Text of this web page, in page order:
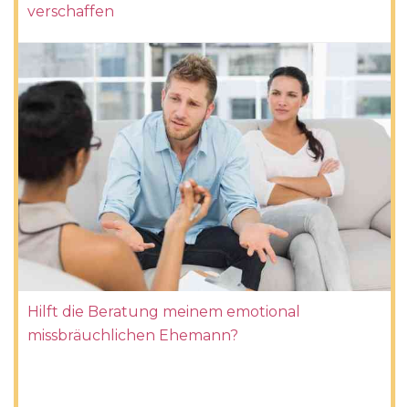
verschaffen
Hilft die Beratung meinem emotional
missbräuchlichen Ehemann?